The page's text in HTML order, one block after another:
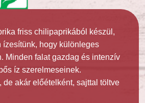
friss chilipaprikából készül,
ízesítünk, hogy különleges
Minden falat gazdag és intenzív
íz szerelmeseinek.
de akár előételként, sajttal töltve